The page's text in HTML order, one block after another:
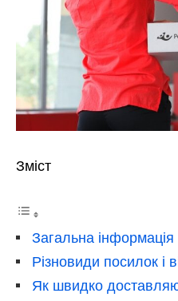
Зміст
Загальна інформація
Різновиди посилок і
Як швидко